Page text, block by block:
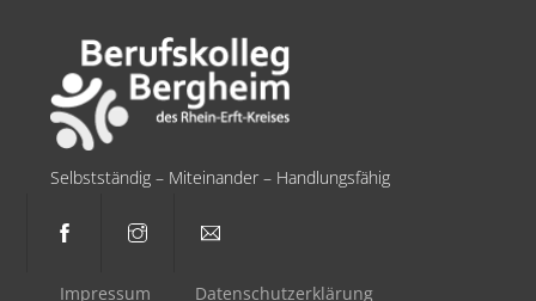
Selbstständig – Miteinander – Handlungsfähig
Impressum Datenschutzerklärung